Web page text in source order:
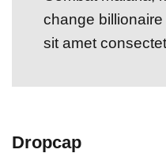
change
sit amet
Dropcap